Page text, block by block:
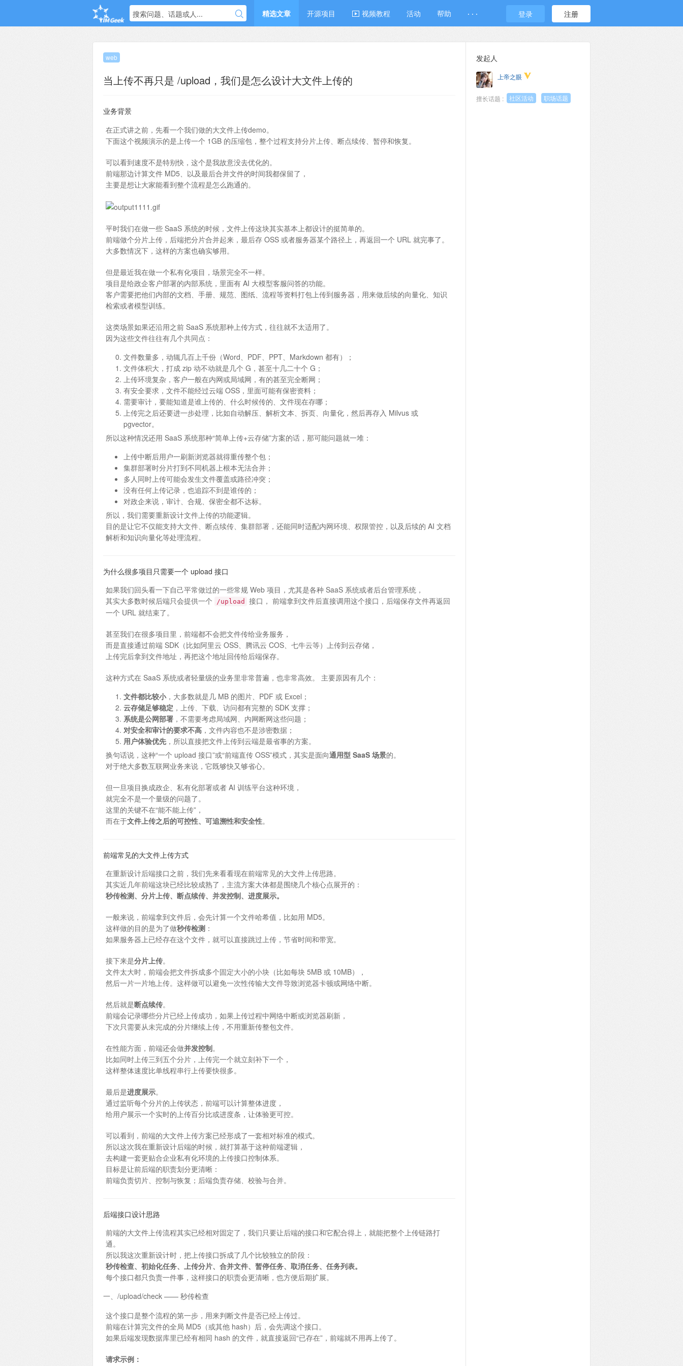
搜索问题、话题或人... 精选文章 开源项目 视频教程 活动 帮助 · · · 登录 注册
web
当上传不再只是 /upload，我们是怎么设计大文件上传的
业务背景
在正式讲之前，先看一个我们做的大文件上传demo。
下面这个视频演示的是上传一个 1GB 的压缩包，整个过程支持分片上传、断点续传、暂停和恢复。
可以看到速度不是特别快，这个是我故意没去优化的。
前端那边计算文件 MD5、以及最后合并文件的时间我都保留了，
主要是想让大家能看到整个流程是怎么跑通的。
平时我们在做一些 SaaS 系统的时候，文件上传这块其实基本上都设计的挺简单的。
前端做个分片上传，后端把分片合并起来，最后存 OSS 或者服务器某个路径上，再返回一个 URL 就完事了。
大多数情况下，这样的方案也确实够用。
但是最近我在做一个私有化项目，场景完全不一样。
项目是给政企客户部署的内部系统，里面有 AI 大模型客服问答的功能。
客户需要把他们内部的文档、手册、规范、图纸、流程等资料打包上传到服务器，用来做后续的向量化、知识
检索或者模型训练。
这类场景如果还沿用之前 SaaS 系统那种上传方式，往往就不太适用了。
因为这些文件往往有几个共同点：
文件数量多，动辄几百上千份（Word、PDF、PPT、Markdown 都有）；
文件体积大，打成 zip 动不动就是几个 G，甚至十几二十个 G；
上传环境复杂，客户一般在内网或局域网，有的甚至完全断网；
有安全要求，文件不能经过云端 OSS，里面可能有保密资料；
需要审计，要能知道是谁上传的、什么时候传的、文件现在存哪；
上传完之后还要进一步处理，比如自动解压、解析文本、拆页、向量化，然后再存入 Milvus 或
pgvector。
所以这种情况还用 SaaS 系统那种“简单上传+云存储”方案的话，那可能问题就一堆：
上传中断后用户一刷新浏览器就得重传整个包；
集群部署时分片打到不同机器上根本无法合并；
多人同时上传可能会发生文件覆盖或路径冲突；
没有任何上传记录，也追踪不到是谁传的；
对政企来说，审计、合规、保密全都不达标。
所以，我们需要重新设计文件上传的功能逻辑。
目的是让它不仅能支持大文件、断点续传、集群部署，还能同时适配内网环境、权限管控，以及后续的 AI 文档
解析和知识向量化等处理流程。
为什么很多项目只需要一个 upload 接口
如果我们回头看一下自己平常做过的一些常规 Web 项目，尤其是各种 SaaS 系统或者后台管理系统，
其实大多数时候后端只会提供一个
/upload
接口， 前端拿到文件后直接调用这个接口，后端保存文件再返回
一个 URL 就结束了。
甚至我们在很多项目里，前端都不会把文件传给业务服务，
而是直接通过前端 SDK（比如阿里云 OSS、腾讯云 COS、七牛云等）上传到云存储，
上传完后拿到文件地址，再把这个地址回传给后端保存。
这种方式在 SaaS 系统或者轻量级的业务里非常普遍，也非常高效。 主要原因有几个：
文件都比较小，大多数就是几 MB 的图片、PDF 或 Excel；
云存储足够稳定 ，上传、下载、访问都有完整的 SDK 支撑；
系统是公网部署 ，不需要考虑局域网、内网断网这些问题；
对安全和审计的要求不高 ，文件内容也不是涉密数据；
用户体验优先 ，所以直接把文件上传到云端是最省事的方案。
换句话说，这种“一个 upload 接口”或“前端直传 OSS”模式，其实是面向通用型 SaaS 场景的。
对于绝大多数互联网业务来说，它既够快又够省心。
但一旦项目换成政企、私有化部署或者 AI 训练平台这种环境，
就完全不是一个量级的问题了。
这里的关键不在“能不能上传”，
而在于文件上传之后的可控性、可追溯性和安全性。
前端常见的大文件上传方式
在重新设计后端接口之前，我们先来看看现在前端常见的大文件上传思路。
其实近几年前端这块已经比较成熟了，主流方案大体都是围绕几个核心点展开的：
秒传检测、分片上传、断点续传、并发控制、进度展示。
一般来说，前端拿到文件后，会先计算一个文件哈希值，比如用 MD5。
这样做的目的是为了做秒传检测 ：
如果服务器上已经存在这个文件，就可以直接跳过上传，节省时间和带宽。
接下来是分片上传。
文件太大时，前端会把文件拆成多个固定大小的小块（比如每块 5MB 或 10MB），
然后一片一片地上传。这样做可以避免一次性传输大文件导致浏览器卡顿或网络中断。
然后就是断点续传。
前端会记录哪些分片已经上传成功，如果上传过程中网络中断或浏览器刷新，
下次只需要从未完成的分片继续上传，不用重新传整包文件。
在性能方面，前端还会做并发控制。
比如同时上传三到五个分片，上传完一个就立刻补下一个，
这样整体速度比单线程串行上传要快很多。
最后是进度展示。
通过监听每个分片的上传状态，前端可以计算整体进度，
给用户展示一个实时的上传百分比或进度条，让体验更可控。
可以看到，前端的大文件上传方案已经形成了一套相对标准的模式。
所以这次我在重新设计后端的时候，就打算基于这种前端逻辑，
去构建一套更贴合企业私有化环境的上传接口控制体系。
目标是让前后端的职责划分更清晰：
前端负责切片、控制与恢复；后端负责存储、校验与合并。
后端接口设计思路
前端的大文件上传流程其实已经相对固定了，我们只要让后端的接口和它配合得上，就能把整个上传链路打
通。
所以我这次重新设计时，把上传接口拆成了几个比较独立的阶段：
秒传检查、初始化任务、上传分片、合并文件、暂停任务、取消任务、任务列表。
每个接口都只负责一件事，这样接口的职责会更清晰，也方便后期扩展。
一、/upload/check —— 秒传检查
这个接口是整个流程的第一步，用来判断文件是否已经上传过。
前端在计算完文件的全局 MD5（或其他 hash）后，会先调这个接口。
如果后端发现数据库里已经有相同 hash 的文件，就直接返回“已存在”，前端就不用再上传了。
请求示例：
发起人
上帝之眼
擅长话题 : 社区活动 职场话题